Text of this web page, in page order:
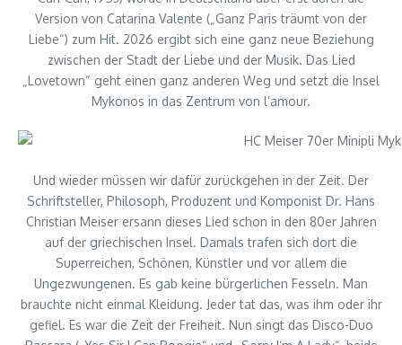
Version von Catarina Valente („Ganz Paris träumt von der
Liebe“) zum Hit. 2026 ergibt sich eine ganz neue Beziehung
zwischen der Stadt der Liebe und der Musik. Das Lied
„Lovetown“ geht einen ganz anderen Weg und setzt die Insel
Mykonos in das Zentrum von l’amour.
Und wieder müssen wir dafür zurückgehen in der Zeit. Der
Schriftsteller, Philosoph, Produzent und Komponist Dr. Hans
Christian Meiser ersann dieses Lied schon in den 80er Jahren
auf der griechischen Insel. Damals trafen sich dort die
Superreichen, Schönen, Künstler und vor allem die
Ungezwungenen. Es gab keine bürgerlichen Fesseln. Man
brauchte nicht einmal Kleidung. Jeder tat das, was ihm oder ihr
gefiel. Es war die Zeit der Freiheit. Nun singt das Disco-Duo